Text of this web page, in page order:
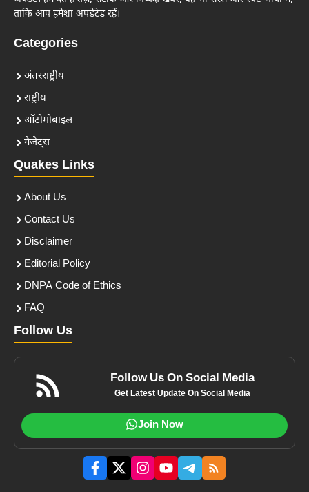
ताकि आप हमेशा अपडेटेड रहें।
Categories
अंतरराष्ट्रीय
राष्ट्रीय
ऑटोमोबाइल
गैजेट्स
Quakes Links
About Us
Contact Us
Disclaimer
Editorial Policy
DNPA Code of Ethics
FAQ
Follow Us
Follow Us On Social Media
Get Latest Update On Social Media
Join Now